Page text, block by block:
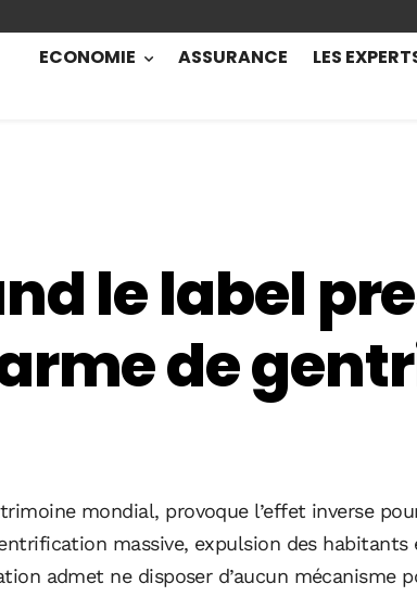
ECONOMIE ASSURANCE LES
le label
de
mondial, provoque l’effet inverse
massive, expulsion des
admet ne disposer d’aucun mécanisme